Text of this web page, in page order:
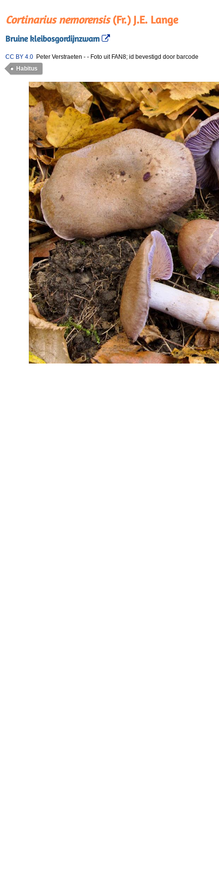
Cortinarius nemorensis(Fr.) J.E. Lange
Bruine kleibosgordijnzwam
CC BY 4.0 Peter Verstraeten - - Foto uit FAN8; id bevestigd door barcode
Habitus